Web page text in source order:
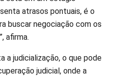
atrasos pontuais, é o
buscar negociação com os
afirma.
a judicialização, o que pode
judicial, onde a